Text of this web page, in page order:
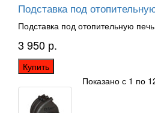
Подставка под
Подставка под отопительную
3 950 р.
Купить
Показано с 1 по